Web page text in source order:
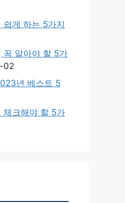
쉽게 하는 5가지
꼭 알아야 할 5가
02
년 베스트 5
체크해야 할 5가